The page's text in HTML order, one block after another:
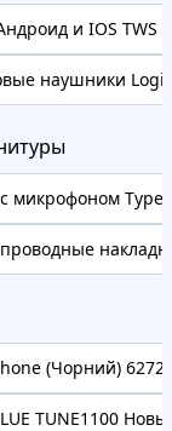
и IOS TWS
наушники
микрофоном Type-
(Чорний)
TUNE1100